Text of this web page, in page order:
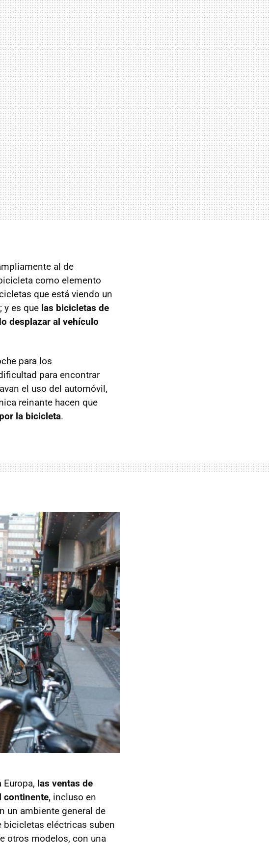
al de
como elemento
que está viendo un
y es que las bicicletas de
desplazar al vehículo
para los
para encontrar
el uso del automóvil,
reinante hacen que
la bicicleta.
las ventas de
continente, incluso en
un ambiente general de
bicicletas eléctricas suben
otros modelos, con una